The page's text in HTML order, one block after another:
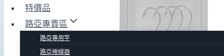
特價品
路亞專賣區
路亞專用竿
路亞捲線器